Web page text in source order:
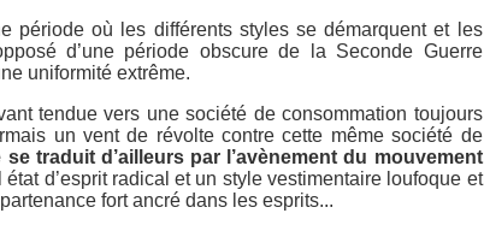
période où les différents styles se démarquent et les
d’une période obscure de la Seconde Guerre
uniformité extrême.
tendue vers une société de consommation toujours
un vent de révolte contre cette même société de
se traduit d’ailleurs par l’avènement du mouvement
d’esprit radical et un style vestimentaire loufoque et
fort ancré dans les esprits...